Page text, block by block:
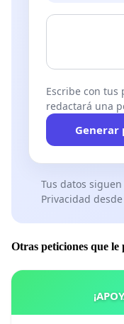
Escribe con tus
redactará una
Generar
Tus datos
Privacidad
Otras peticiones que le